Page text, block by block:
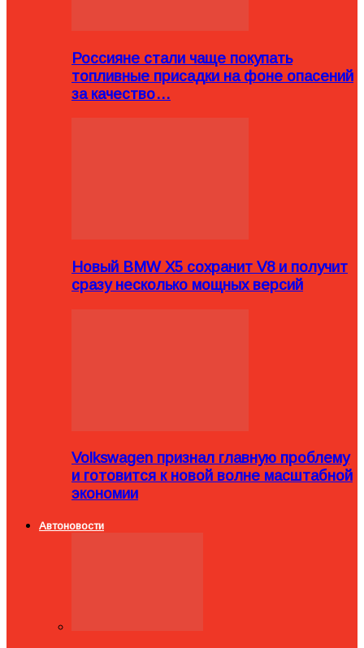
Россияне стали чаще покупать
топливные присадки на фоне опасений
за качество…
Новый BMW X5 сохранит V8 и получит
сразу несколько мощных версий
Volkswagen признал главную проблему
и готовится к новой волне масштабной
экономии
Автоновости